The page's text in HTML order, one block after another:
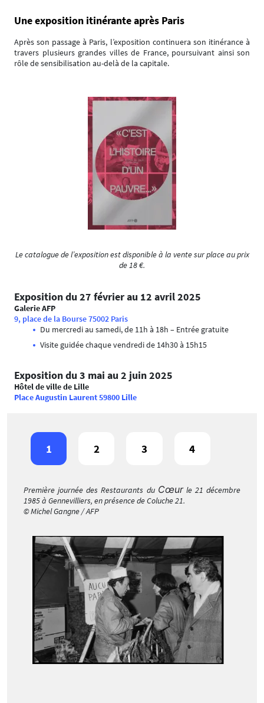
Une exposition itinérante après Paris
Après son passage à Paris, l’exposition continuera son itinérance à
travers plusieurs grandes villes de France, poursuivant ainsi son
rôle de sensibilisation au-delà de la capitale.
Le catalogue de l’exposition est disponible à la vente sur place au prix
de 18 €.
Exposition du 27 février au 12 avril 2025
Galerie AFP
9, place de la Bourse 75002 Paris
Du mercredi au samedi, de 11h à 18h – Entrée gratuite
Visite guidée chaque vendredi de 14h30 à 15h15
Exposition du 3 mai au 2 juin 2025
Hôtel de ville de Lille
Place Augustin Laurent 59800 Lille
1 2 3 4
Première journée des Restaurants du Cœurle 21 décembre
1985 à Gennevilliers, en présence de Coluche 21.
© Michel Gangne / AFP